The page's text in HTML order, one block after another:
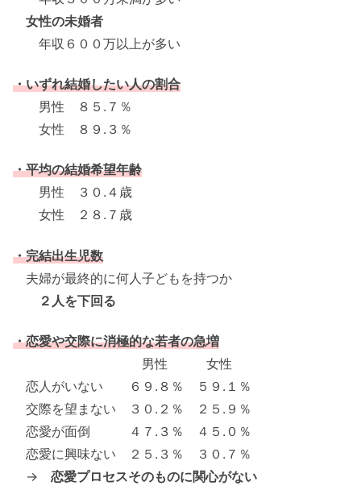
女性の未婚者
年収６００万以上が多い
・いずれ結婚したい人の割合
男性 ８５.７％
女性 ８９.３％
・平均の結婚希望年齢
男性 ３０.４歳
女性 ２８.７歳
・完結出生児数
夫婦が最終的に何人子どもを持つか
２人を下回る
・恋愛や交際に消極的な若者の急増
男性 女性
恋人がいない ６９.８％ ５９.１％
交際を望まない ３０.２％ ２５.９％
恋愛が面倒 ４７.３％ ４５.０％
恋愛に興味ない ２５.３％ ３０.７％
→ 恋愛プロセスそのものに関心がない